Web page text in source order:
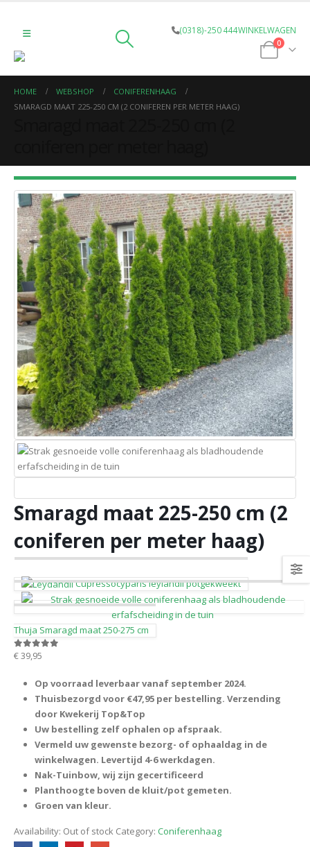
(0318)-250 444WINKELWAGEN
0
HOME WEBSHOP
CONIFERENHAAG
SMARAGD MAAT 225-250 CM (2 CONIFEREN PER METER HAAG)
Smaragd maat 225-250 cm (2
coniferen per meter haag)
Cupressocyparis leylandii potgekweekt
Thuja Smaragd maat 250-275 cm
0 out of 5
€39,95
Op voorraad leverbaar vanaf september 2024.
Thuisbezorgd voor €47,95 per bestelling. Verzending
door Kwekerij Top&Top
Uw bestelling zelf ophalen op afspraak.
Vermeld uw gewenste bezorg- of ophaaldag in de
winkelwagen. Levertijd 4-6 werkdagen.
Nak-Tuinbow, wij zijn gecertificeerd
Planthoogte boven de kluit/pot gemeten.
Groen van kleur.
Availability: Out of stock Category: Coniferenhaag